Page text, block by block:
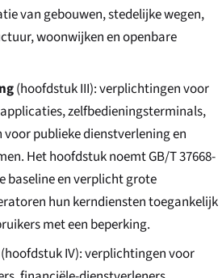
van gebouwen, stedelijke wegen,
woonwijken en openbare
(hoofdstuk III): verplichtingen voor
zelfbedieningsterminals,
publieke dienstverlening en
Het hoofdstuk noemt GB/T 37668-
baseline en verplicht grote
hun kerndiensten toegankelijk
met een beperking.
(hoofdstuk IV): verplichtingen voor